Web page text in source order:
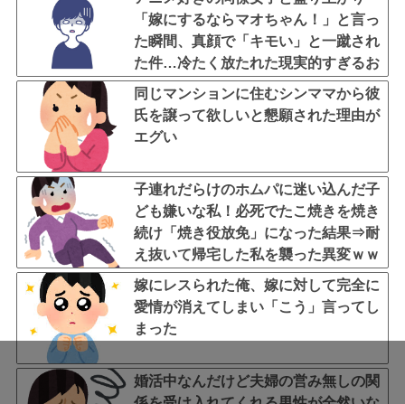
「嫁にするならマオちゃん！」と言っ
た瞬間、真顔で「キモい」と一蹴され
た件…冷たく放たれた現実的すぎるお
説教に絶句←オタクのノリをリアルで
出すとそうなる
同じマンションに住むシンママから彼
氏を譲って欲しいと懇願された理由が
エグい
子連れだらけのホムパに迷い込んだ子
ども嫌いな私！必死でたこ焼きを焼き
続け「焼き役放免」になった結果⇒耐
え抜いて帰宅した私を襲った異変ｗｗ
ｗ←ストレスで37.5度の熱が出るのは
凄まじい
嫁にレスられた俺、嫁に対して完全に
愛情が消えてしまい「こう」言ってし
まった
婚活中なんだけど夫婦の営み無しの関